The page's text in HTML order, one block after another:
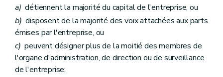
a) détiennent la majorité du capital de l'entreprise, ou
b) disposent de la majorité des voix attachées aux parts
émises par l'entreprise, ou
c) peuvent désigner plus de la moitié des membres de
l'organe d'administration, de direction ou de surveillance
de l'entreprise;